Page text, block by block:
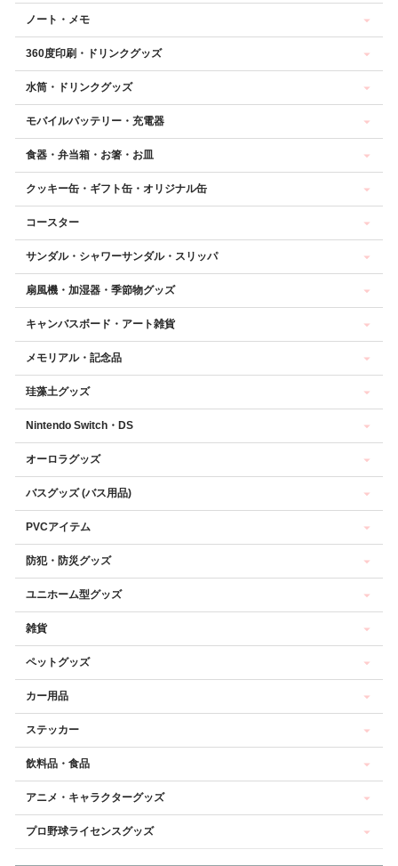
ノート・メモ
360度印刷・ドリンクグッズ
水筒・ドリンクグッズ
モバイルバッテリー・充電器
食器・弁当箱・お箸・お皿
クッキー缶・ギフト缶・オリジナル缶
コースター
サンダル・シャワーサンダル・スリッパ
扇風機・加湿器・季節物グッズ
キャンバスボード・アート雑貨
メモリアル・記念品
珪藻土グッズ
Nintendo Switch・DS
オーロラグッズ
バスグッズ (バス用品)
PVCアイテム
防犯・防災グッズ
ユニホーム型グッズ
雑貨
ペットグッズ
カー用品
ステッカー
飲料品・食品
アニメ・キャラクターグッズ
プロ野球ライセンスグッズ